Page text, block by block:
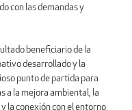
con las demandas y
beneficiario de la
desarrollado y la
punto de partida para
a la mejora ambiental, la
la conexión con el entorno